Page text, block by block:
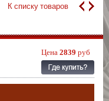
К списку товаров
Цена 2839 руб